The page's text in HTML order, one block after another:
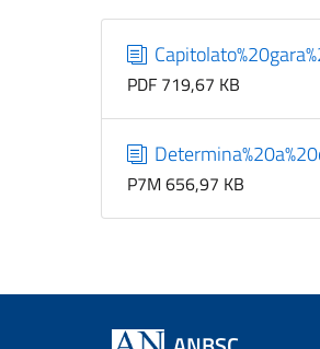
PDF 719,67 KB
P7M 656,97 KB